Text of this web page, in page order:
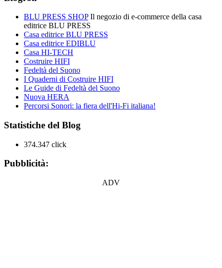
BLU PRESS SHOPIl negozio di e-commerce della casa
editrice BLU PRESS
Casa editrice BLU PRESS
Casa editrice EDIBLU
Casa HI-TECH
Costruire HIFI
Fedeltà del Suono
I Quaderni di Costruire HIFI
Le Guide di Fedeltà del Suono
Nuova HERA
Percorsi Sonori: la fiera dell'Hi-Fi italiana!
Statistiche del Blog
374.347 click
Pubblicità:
ADV